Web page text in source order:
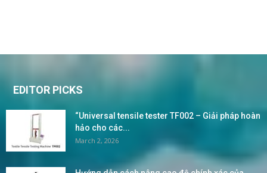
EDITOR PICKS
“Universal tensile tester TF002 – Giải pháp hoàn
hảo cho các...
March 2, 2026